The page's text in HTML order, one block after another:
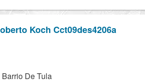
Koch Cct09des4206a
De Tula